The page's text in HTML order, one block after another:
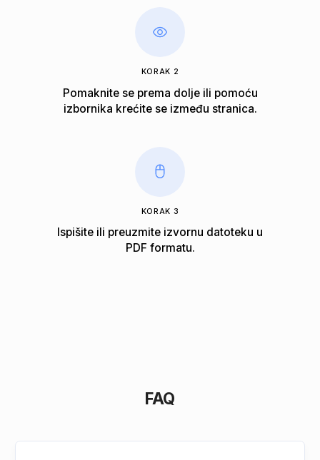
KORAK 2
Pomaknite se prema dolje ili pomoću
izbornika krećite se između stranica.
KORAK 3
Ispišite ili preuzmite izvornu datoteku u
PDF formatu.
FAQ